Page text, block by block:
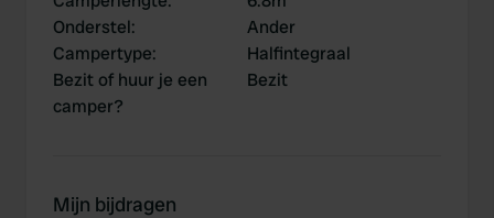
Onderstel:
Ander
Campertype:
Halfintegraal
Bezit of huur je een
camper?
Bezit
Mijn bijdragen